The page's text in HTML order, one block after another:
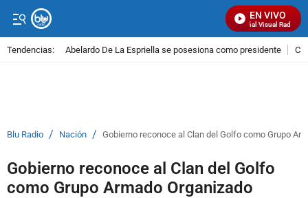
EN VIVO
Señal Visual Radio
Tendencias: Abelardo De La Espriella se posesiona como presidente
Blu Radio / Nación / Gobierno reconoce al Clan del Golfo como Grupo
Gobierno reconoce al Clan del Golfo
como Grupo Armado Organizado